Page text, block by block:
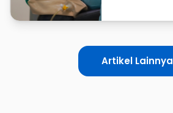
Artikel Lainnya